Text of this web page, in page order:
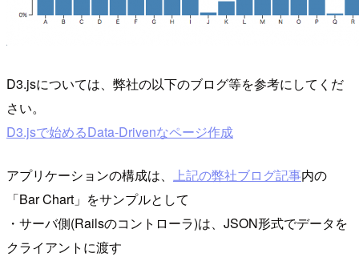
D3.jsについては、弊社の以下のブログ等を参考にしてくだ
さい。
D3.jsで始めるData-Drivenなページ作成
アプリケーションの構成は、 上記の弊社ブログ記事内の
「Bar Chart」をサンプルとして
・サーバ側(Railsのコントローラ)は、JSON形式でデータを
クライアントに渡す